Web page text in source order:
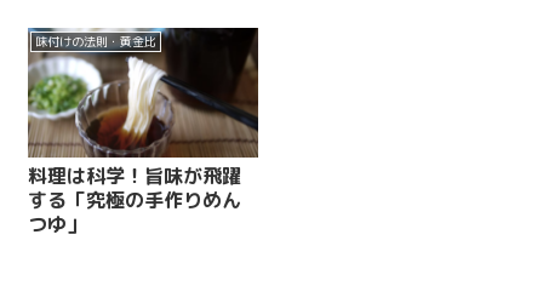
味付けの法則・黄金比
料理は科学！旨味が飛躍
する「究極の手作りめん
つゆ」